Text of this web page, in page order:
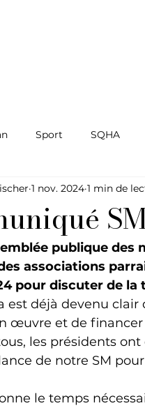
Sport SQHA
1 nov. 2024 1 min de
publique des
associations
pour discuter de la
est déjà devenu
œuvre et de financer
les présidents
de notre SM pour
le temps